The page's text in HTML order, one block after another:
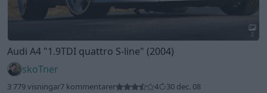
2
Audi A4 "1.9TDI quattro S-line" (2004)
skoTner
3 779 visningar7 kommentarer 4 30 dec. 08